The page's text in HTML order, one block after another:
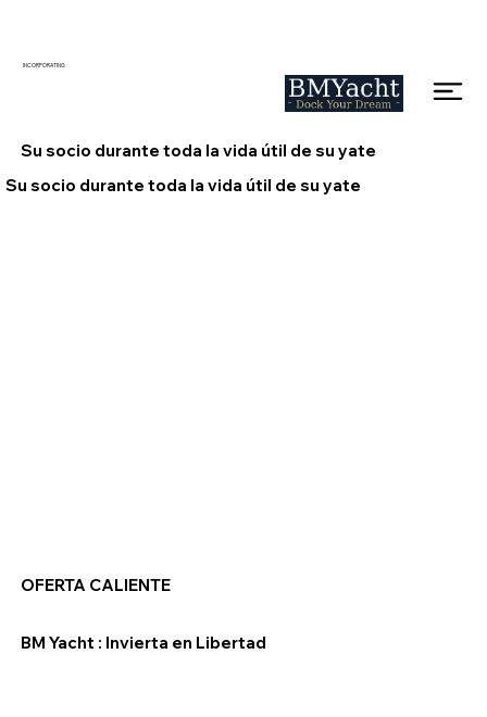
INCORPORATING
Su socio durante toda la vida útil de su yate
Su socio durante toda la vida útil de su yate
OFERTA CALIENTE
BM Yacht : Invierta en Libertad